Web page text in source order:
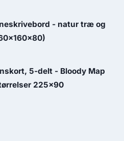
- natur træ og
5-delt - Bloody Map
225x90